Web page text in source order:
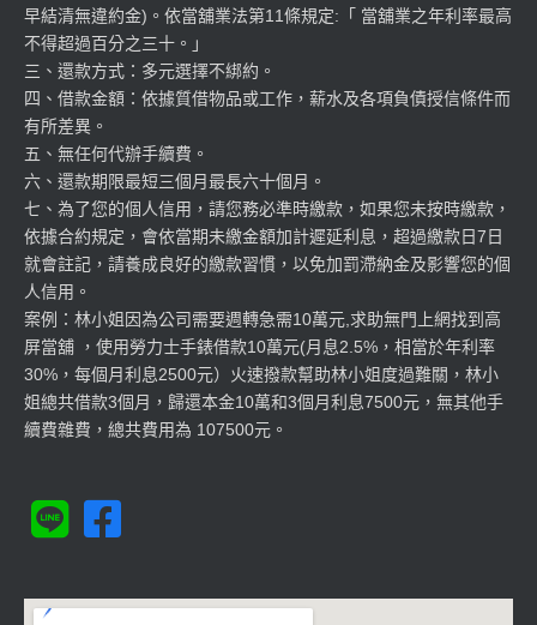
早結清無違約金)。依當舖業法第11條規定:「 當舖業之年利率最高
不得超過百分之三十。」
三、還款方式：多元選擇不綁約。
四、借款金額：依據質借物品或工作，薪水及各項負債授信條件而
有所差異。
五、無任何代辦手續費。
六、還款期限最短三個月最長六十個月。
七、為了您的個人信用，請您務必準時繳款，如果您未按時繳款，
依據合約規定，會依當期未繳金額加計遲延利息，超過繳款日7日
就會註記，請養成良好的繳款習慣，以免加罰滯納金及影響您的個
人信用。
案例：林小姐因為公司需要週轉急需10萬元,求助無門上網找到高
屏當舖 ，使用勞力士手錶借款10萬元(月息2.5%，相當於年利率
30%，每個月利息2500元）火速撥款幫助林小姐度過難關，林小
姐總共借款3個月，歸還本金10萬和3個月利息7500元，無其他手
續費雜費，總共費用為 107500元。